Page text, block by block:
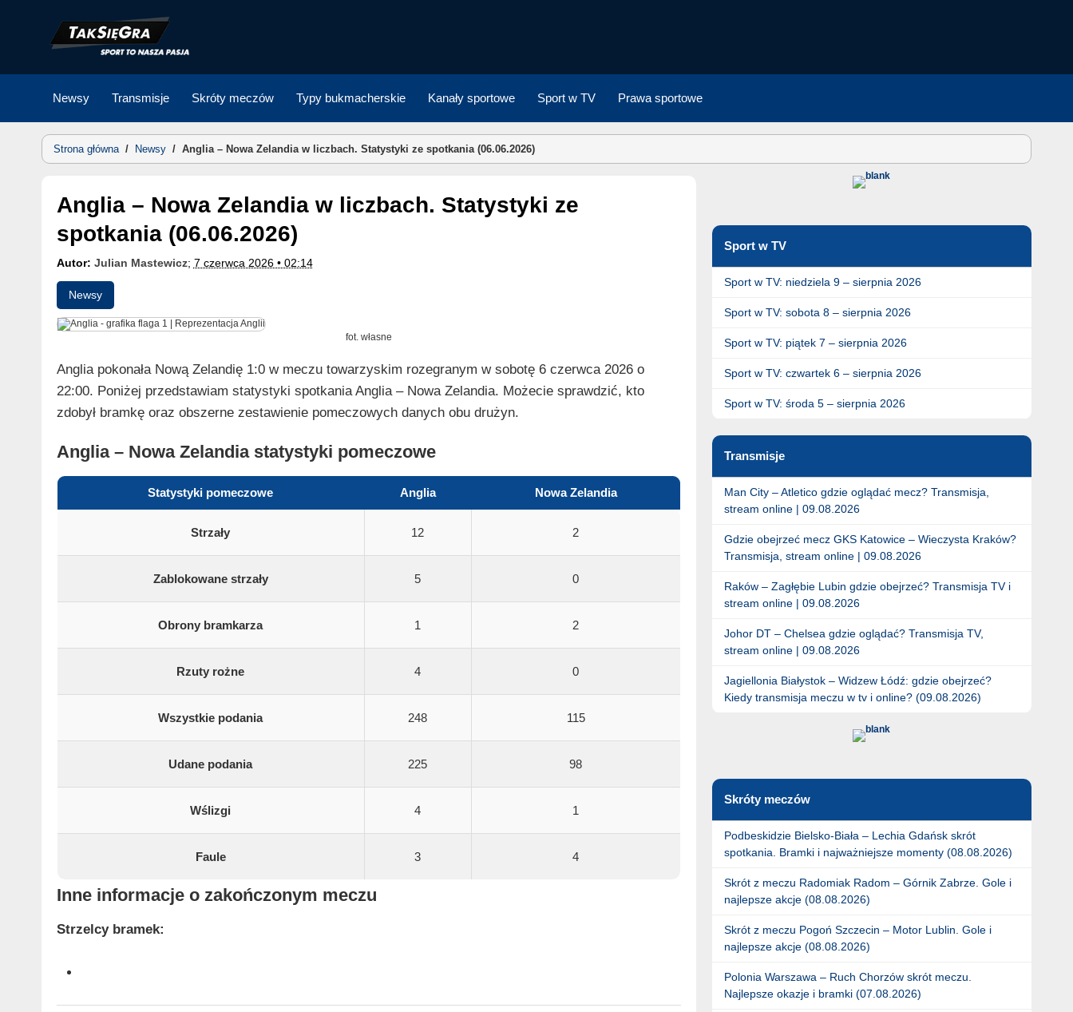
Newsy Transmisje Skróty meczów Typy bukmacherskie Kanały sportowe Sport w TV Prawa sportowe
Strona główna/ Newsy / Anglia – Nowa Zelandia w liczbach. Statystyki ze spotkania (06.06.2026)
Anglia – Nowa Zelandia w liczbach. Statystyki ze
spotkania (06.06.2026)
Autor: Julian Mastewicz; 7 czerwca 2026 • 02:14
Newsy
fot. własne
Anglia pokonała Nową Zelandię 1:0 w meczu towarzyskim rozegranym w sobotę 6 czerwca 2026 o
22:00. Poniżej przedstawiam statystyki spotkania Anglia – Nowa Zelandia. Możecie sprawdzić, kto
zdobył bramkę oraz obszerne zestawienie pomeczowych danych obu drużyn.
Anglia – Nowa Zelandia statystyki pomeczowe
Statystyki pomeczowe Anglia Nowa Zelandia
Strzały 12 2
Zablokowane strzały 5 0
Obrony bramkarza 1 2
Rzuty rożne 4 0
Wszystkie podania 248 115
Udane podania 225 98
Wślizgi 4 1
Faule 3 4
Inne informacje o zakończonym meczu
Strzelcy bramek:
Sport w TV
Sport w TV: niedziela 9 – sierpnia 2026
Sport w TV: sobota 8 – sierpnia 2026
Sport w TV: piątek 7 – sierpnia 2026
Sport w TV: czwartek 6 – sierpnia 2026
Sport w TV: środa 5 – sierpnia 2026
Transmisje
Man City – Atletico gdzie oglądać mecz? Transmisja,
stream online | 09.08.2026
Gdzie obejrzeć mecz GKS Katowice – Wieczysta Kraków?
Transmisja, stream online | 09.08.2026
Raków – Zagłębie Lubin gdzie obejrzeć? Transmisja TV i
stream online | 09.08.2026
Johor DT – Chelsea gdzie oglądać? Transmisja TV,
stream online | 09.08.2026
Jagiellonia Białystok – Widzew Łódź: gdzie obejrzeć?
Kiedy transmisja meczu w tv i online? (09.08.2026)
Skróty meczów
Podbeskidzie Bielsko-Biała – Lechia Gdańsk skrót
spotkania. Bramki i najważniejsze momenty (08.08.2026)
Skrót z meczu Radomiak Radom – Górnik Zabrze. Gole i
najlepsze akcje (08.08.2026)
Skrót z meczu Pogoń Szczecin – Motor Lublin. Gole i
najlepsze akcje (08.08.2026)
Polonia Warszawa – Ruch Chorzów skrót meczu.
Najlepsze okazje i bramki (07.08.2026)